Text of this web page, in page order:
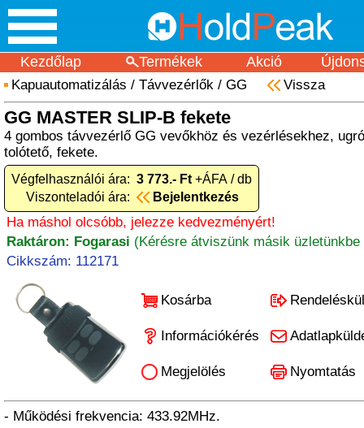
Kezdőlap Termékek Akció
Kapuautomatizálás / Távvezérlők / GG Vissza
GG MASTER SLIP-B fekete
4 gombos távvezérlő GG vevőkhöz és vezérlésekhez,
tolótető, fekete.
Végfelhasználói ára: 3 773.- Ft +ÁFA / db
Viszonteladói ára:
Bejelentkezés
Ha máshol olcsóbb, jelezze kedvezményért!
Raktáron: Fogarasi (Kérésre átviszünk másik üzletünkbe
Cikkszám: 112171
Kosárba
Információkérés
Megjelölés Nyomtatás
- Működési frekvencia: 433.92MHz.